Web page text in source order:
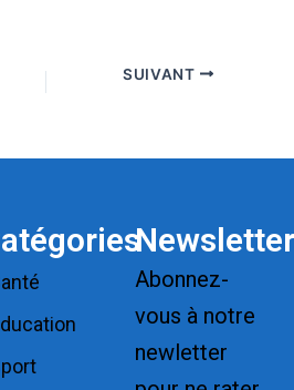
SUIVANT
Newsletter
Abonnez-
vous à notre
newletter